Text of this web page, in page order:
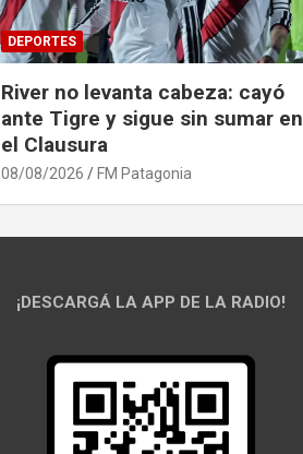
DEPORTES
River no levanta cabeza: cayó
ante Tigre y sigue sin sumar en
el Clausura
08/08/2026 FM Patagonia
¡DESCARGÁ LA APP DE LA RADIO!